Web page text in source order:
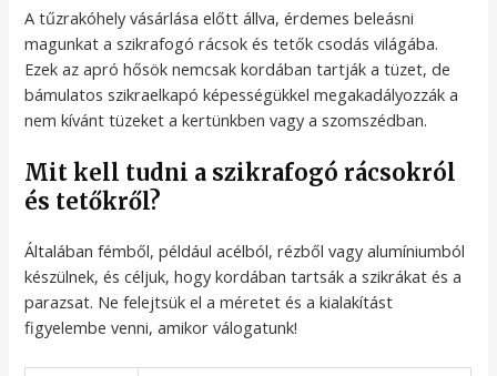
A tűzrakóhely vásárlása előtt állva, érdemes beleásni
magunkat a szikrafogó rácsok és tetők csodás világába.
Ezek az apró hősök nemcsak kordában tartják a tüzet, de
bámulatos szikraelkapó képességükkel megakadályozzák a
nem kívánt tüzeket a kertünkben vagy a szomszédban.
Mit kell tudni a szikrafogó rácsokról
és tetőkről?
Általában fémből, például acélból, rézből vagy alumíniumból
készülnek, és céljuk, hogy kordában tartsák a szikrákat és a
parazsat. Ne felejtsük el a méretet és a kialakítást
figyelembe venni, amikor válogatunk!